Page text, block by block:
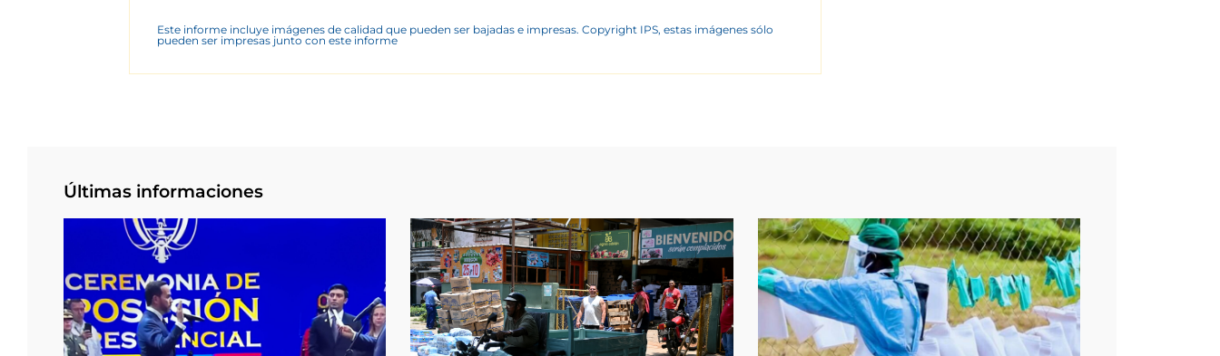
Este informe incluye imágenes de calidad que pueden ser bajadas e impresas. Copyright IPS, estas imágenes sólo
pueden ser impresas junto con este informe
Últimas informaciones